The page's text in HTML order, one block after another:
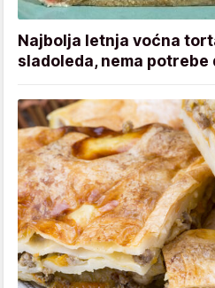
Najbolja letnja voćna
sladoleda, nema